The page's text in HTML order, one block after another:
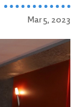
Mar 5, 2023